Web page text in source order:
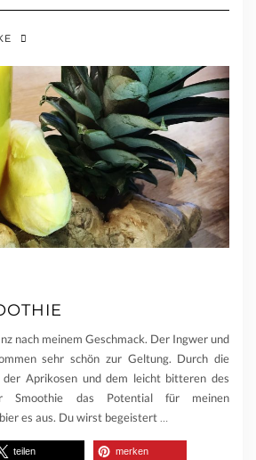
nach meinem Geschmack. Der Ingwer und
sehr schön zur Geltung. Durch die
Aprikosen und dem leicht bitteren des
Smoothie das Potential für meinen
es aus. Du wirst begeistert…
teilen merken